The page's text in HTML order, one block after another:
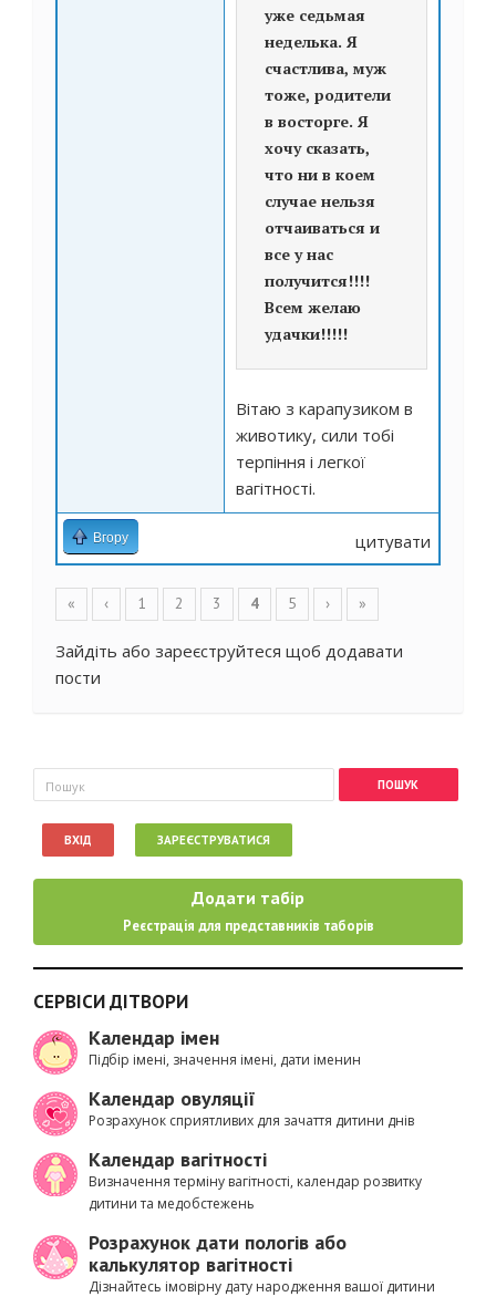
уже седьмая
неделька. Я
счастлива, муж
тоже, родители
в восторге. Я
хочу сказать,
что ни в коем
случае нельзя
отчаиваться и
все у нас
получится!!!!
Всем желаю
удачки!!!!!
Вітаю з карапузиком в
животику, сили тобі
терпіння і легкої
вагітності.
Вгору цитувати
Сторінки
« ‹ 1 2 3 4 5 › »
Зайдіть або зареєструйтеся щоб додавати
пости
Пошукова форма
Пошук
ВХІД ЗАРЕЄСТРУВАТИСЯ
Додати табір
Реєстрація для представників таборів
СЕРВІСИ ДІТВОРИ
Календар імен
Підбір імені, значення імені, дати іменин
Календар овуляції
Розрахунок сприятливих для зачаття дитини днів
Календар вагітності
Визначення терміну вагітності, календар розвитку
дитини та медобстежень
Розрахунок дати пологів або
калькулятор вагітності
Дізнайтесь імовірну дату народження вашої дитини